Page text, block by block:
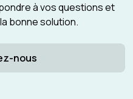
à vos questions et
bonne solution.
nous